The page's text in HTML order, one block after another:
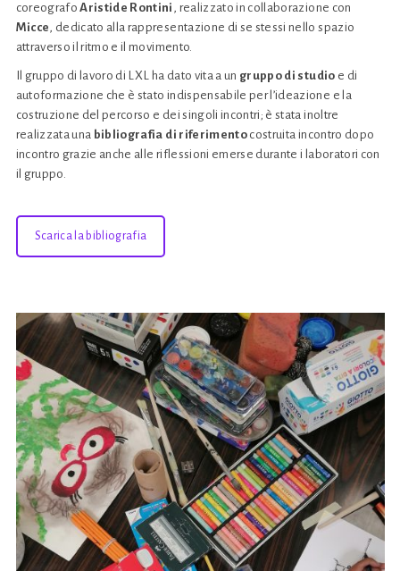
coreografoAristide Rontini , realizzato in collaborazione con
Micce, dedicato alla rappresentazione di se stessi nello spazio
attraverso il ritmo e il movimento.
Il gruppo di lavoro di LXL ha dato vita a un gruppo di studio e di
autoformazione che è stato indispensabile per l’ideazione e la
costruzione del percorso e dei singoli incontri; è stata inoltre
realizzata una bibliografia di riferimento costruita incontro dopo
incontro grazie anche alle riflessioni emerse durante i laboratori con
il gruppo.
Scarica la bibliografia